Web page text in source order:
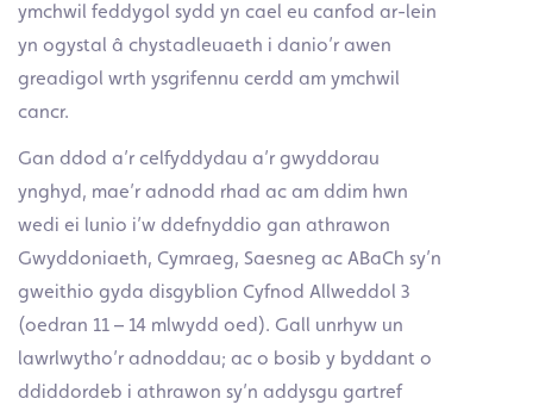
ymchwil feddygol sydd yn cael eu canfod ar-lein
yn ogystal â chystadleuaeth i danio’r awen
greadigol wrth ysgrifennu cerdd am ymchwil
cancr.
Gan ddod a’r celfyddydau a’r gwyddorau
ynghyd, mae’r adnodd rhad ac am ddim hwn
wedi ei lunio i’w ddefnyddio gan athrawon
Gwyddoniaeth, Cymraeg, Saesneg ac ABaCh sy’n
gweithio gyda disgyblion Cyfnod Allweddol 3
(oedran 11 – 14 mlwydd oed). Gall unrhyw un
lawrlwytho’r adnoddau; ac o bosib y byddant o
ddiddordeb i athrawon sy’n addysgu gartref